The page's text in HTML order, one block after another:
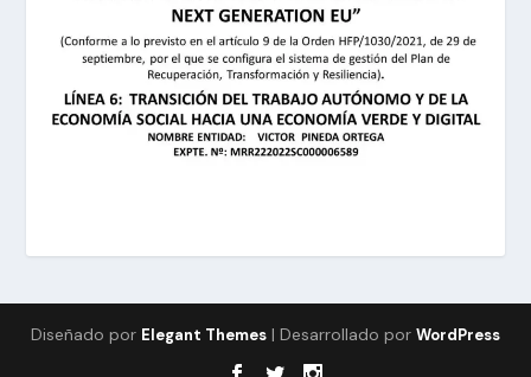
Diseñado por Elegant Themes | Desarrollado por WordPress